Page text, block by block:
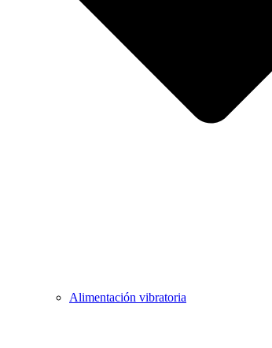
Alimentación vibratoria